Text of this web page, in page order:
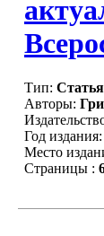
Тип: Статья
Авторы:
Год издания:
Место
Страницы :